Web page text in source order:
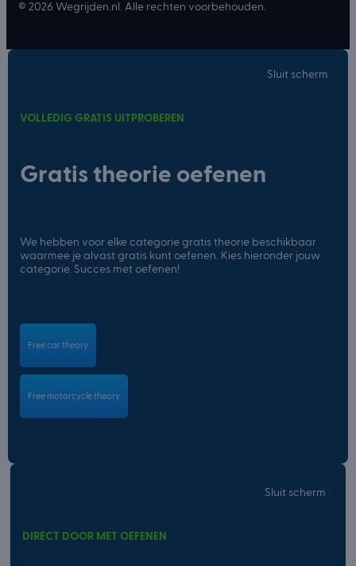
© 2026 Wegrijden.nl. Alle rechten voorbehouden.
Sluit scherm
VOLLEDIG GRATIS UITPROBEREN
Gratis theorie oefenen
We hebben voor elke categorie gratis theorie beschikbaar
waarmee je alvast gratis kunt oefenen. Kies hieronder jouw
categorie. Succes met oefenen!
Free car theory
Free motorcycle theory
Sluit scherm
DIRECT DOOR MET OEFENEN